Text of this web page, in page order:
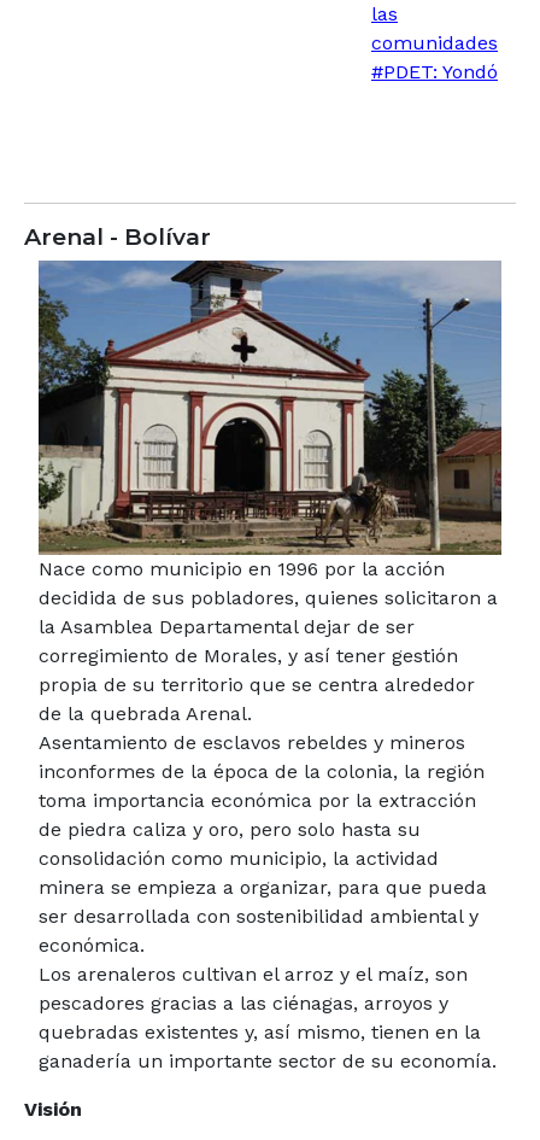
las
comunidades
#PDET​​: Yondó
Arenal - Bolívar
Nace como municipio en 1996 por la acción
decidida de sus pobladores, quienes solicitaron a
la Asamblea Departamental dejar de ser
corregimiento de Morales, y así tener gestión
propia de su territorio que se centra alrededor
de la quebrada Arenal.
Asentamiento de esclavos rebeldes y mineros
inconformes de la época de la colonia, la región
toma importancia económica por la extracción
de piedra caliza y oro, pero solo hasta su
consolidación como municipio, la actividad
minera se empieza a organizar, para que pueda
ser desarrollada con sostenibilidad ambiental y
económica.
Los arenaleros cultivan el arroz y el maíz, son
pescadores gracias a las ciénagas, arroyos y
quebradas existentes y, así mismo, tienen en la
ganadería un importante sector de su economía.
Visión